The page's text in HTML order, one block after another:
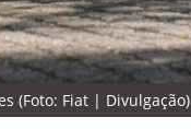
(Foto: Fiat | Divulgação)